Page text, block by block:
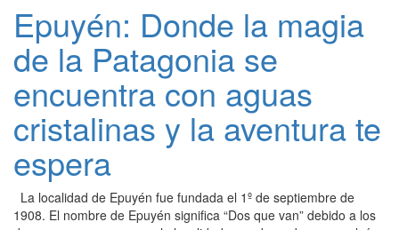
Epuyén: Donde la magia
de la Patagonia se
encuentra con aguas
cristalinas y la aventura te
espera
La localidad de Epuyén fue fundada el 1º de septiembre de
1908. El nombre de Epuyén significa “Dos que van” debido a los